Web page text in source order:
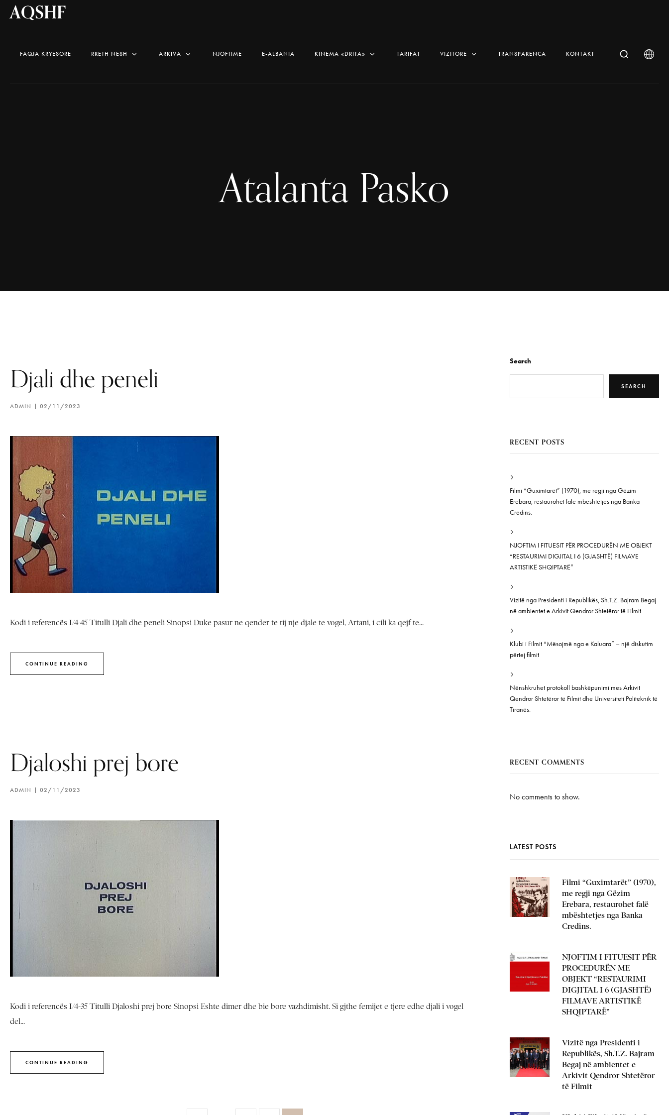
AQSHF
FAQJA KRYESORE RRETH NESH ARKIVA NJOFTIME E-ALBANIA KINEMA «DRITA» TARIFAT VIZITORË TRANSPARENCA KONTAKT
Atalanta Pasko
Djali dhe peneli
ADMIN 02/11/2023
Kodi i referencës I/4-45 Titulli Djali dhe peneli Sinopsi Duke pasur ne qender te tij nje djale te vogel, Artani, i cili ka qejf te...
CONTINUE READING
Djaloshi prej bore
ADMIN 02/11/2023
Kodi i referencës I/4-35 Titulli Djaloshi prej bore Sinopsi Eshte dimer dhe bie bore vazhdimisht. Si gjthe femijet e tjere edhe djali i vogel
del...
CONTINUE READING
Search
SEARCH
RECENT POSTS
Filmi “Guximtarët” (1970), me regji nga Gëzim
Erebara, restaurohet falë mbështetjes nga Banka
Credins.
NJOFTIM I FITUESIT PËR PROCEDURËN ME OBJEKT
“RESTAURIMI DIGJITAL I 6 (GJASHTË) FILMAVE
ARTISTIKË SHQIPTARË”
Vizitë nga Presidenti i Republikës, Sh.T.Z. Bajram Begaj
në ambientet e Arkivit Qendror Shtetëror të Filmit
Klubi i Filmit “Mësojmë nga e Kaluara” – një diskutim
përtej filmit
Nënshkruhet protokoll bashkëpunimi mes Arkivit
Qendror Shtetëror të Filmit dhe Universiteti Politeknik të
Tiranës.
RECENT COMMENTS
No comments to show.
LATEST POSTS
Filmi “Guximtarët” (1970),
me regji nga Gëzim
Erebara, restaurohet falë
mbështetjes nga Banka
Credins.
NJOFTIM I FITUESIT PËR
PROCEDURËN ME
OBJEKT “RESTAURIMI
DIGJITAL I 6 (GJASHTË)
FILMAVE ARTISTIKË
SHQIPTARË”
Vizitë nga Presidenti i
Republikës, Sh.T.Z. Bajram
Begaj në ambientet e
Arkivit Qendror Shtetëror
të Filmit